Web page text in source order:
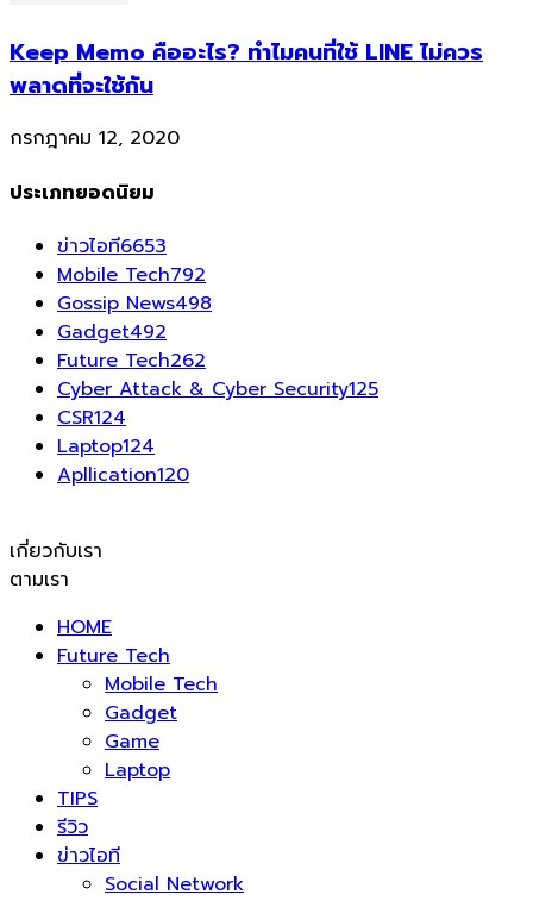
Keep Memo คืออะไร? ทำไมคนที่ใช้ LINE ไม่ควร
พลาดที่จะใช้กัน
กรกฎาคม 12, 2020
ประเภทยอดนิยม
ข่าวไอที6653
Mobile Tech792
Gossip News498
Gadget492
Future Tech262
Cyber Attack & Cyber Security125
CSR124
Laptop124
Apllication120
เกี่ยวกับเรา
ตามเรา
HOME
Future Tech
Mobile Tech
Gadget
Game
Laptop
TIPS
รีวิว
ข่าวไอที
Social Network